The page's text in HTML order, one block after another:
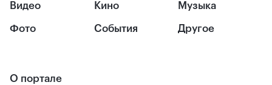
Видео
Фото
Кино
События
Музыка
Другое
О портале